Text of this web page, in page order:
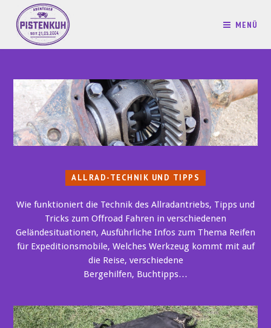
MENÜ
ALLRAD-TECHNIK UND TIPPS
Wie funktioniert die Technik des Allradantriebs, Tipps und
Tricks zum Offroad Fahren in verschiedenen
Geländesituationen, Ausführliche Infos zum Thema Reifen
für Expeditionsmobile, Welches Werkzeug kommt mit auf
die Reise, verschiedene
Bergehilfen, Buchtipps…